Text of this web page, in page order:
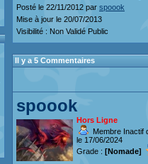
Posté le 22/11/2012 par spoook
Mise à jour le 20/07/2013
Visibilité : Non Validé Public
Il y a 5 Commentaires
spoook
Hors Ligne
Membre Inactif
le 17/06/2024
Grade : [Nomade]